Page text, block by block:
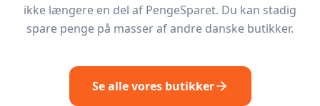
ikke længere en del af PengeSparet. Du kan stadig
spare penge på masser af andre danske butikker.
Se alle vores butikker